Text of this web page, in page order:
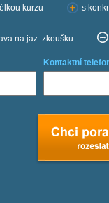
kurzu s
na jaz. zkoušku
Kontaktní